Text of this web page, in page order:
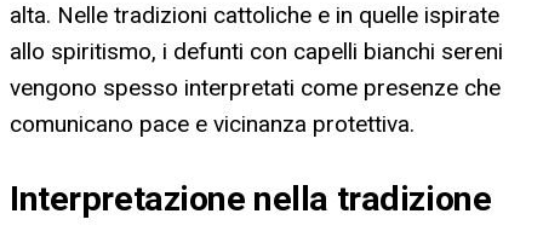
alta. Nelle tradizioni cattoliche e in quelle ispirate
allo spiritismo, i defunti con capelli bianchi sereni
vengono spesso interpretati come presenze che
comunicano pace e vicinanza protettiva.
Interpretazione nella tradizione